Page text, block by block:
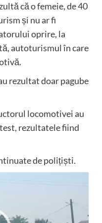
că o femeie, de 40
și nu ar fi
oprire, la
autoturismul în care
rezultat doar pagube
locomotivei au
rezultatele fiind
de polițiști.